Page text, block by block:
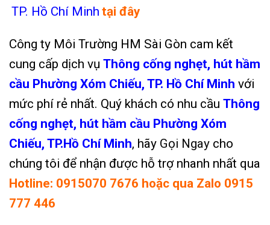
TP. Hồ Chí Minh tại đây
Công ty Môi Trường HM Sài Gòn cam kết
cung cấp dịch vụ Thông cống nghẹt, hút hầm
cầu Phường Xóm Chiếu, TP. Hồ Chí Minh với
mức phí rẻ nhất. Quý khách có nhu cầu Thông
cống nghẹt, hút hầm cầu Phường Xóm
Chiếu, TP.Hồ Chí Minh, hãy Gọi Ngay cho
chúng tôi để nhận được hỗ trợ nhanh nhất qua
Hotline: 0915070 7676 hoặc qua Zalo 0915
777 446